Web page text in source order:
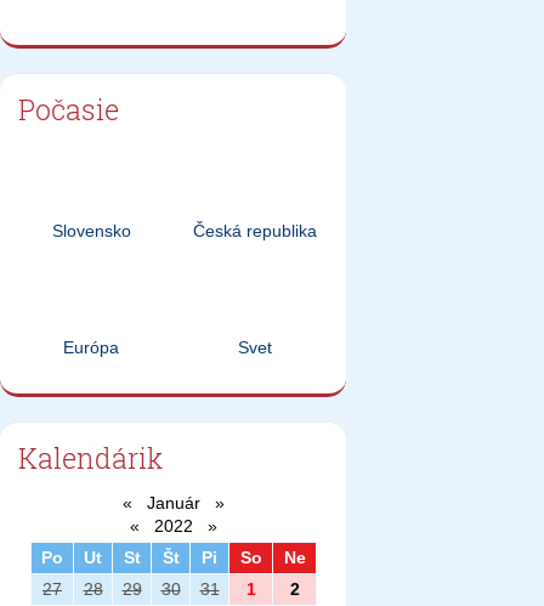
Počasie
Slovensko Česká republika
Európa Svet
Kalendárik
« Január
»
«
2022
»
Po
Ut St Št Pi So
Ne
27
28 29 30 31 1
2